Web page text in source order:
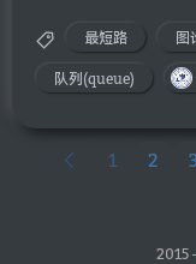
最短路 图
队列(queue)
1 2
2015